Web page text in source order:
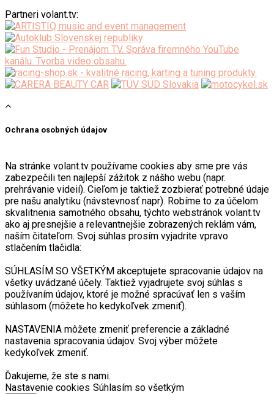
Partneri volant.tv:
Ochrana osobných údajov
Na stránke volant.tv používame cookies aby sme pre vás
zabezpečili ten najlepší zážitok z nášho webu (napr.
prehrávanie videií). Cieľom je taktiež zozbierať potrebné údaje
pre našu analytiku (návstevnosť napr). Robíme to za účelom
skvalitnenia samotného obsahu, týchto webstránok volant.tv
ako aj presnejšie a relevantnejšie zobrazených reklám vám,
naším čitateľom. Svoj súhlas prosím vyjadrite vpravo
stlačením tlačidla:
SÚHLASÍM SO VŠETKÝM akceptujete spracovanie údajov na
všetky uvádzané účely. Taktiež vyjadrujete svoj súhlas s
používaním údajov, ktoré je možné spracúvať len s vaším
súhlasom (môžete ho kedykoľvek zmeniť).
NASTAVENIA môžete zmeniť preferencie a základné
nastavenia spracovania údajov. Svoj výber môžete
kedykoľvek zmeniť.
Ďakujeme, že ste s nami.
Nastavenie cookies Súhlasím so všetkým